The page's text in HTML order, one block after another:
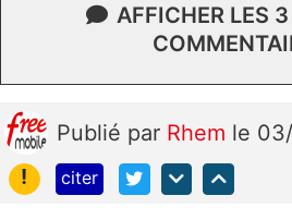
AFFICHER LES
Publié par Rhem le
!
citer